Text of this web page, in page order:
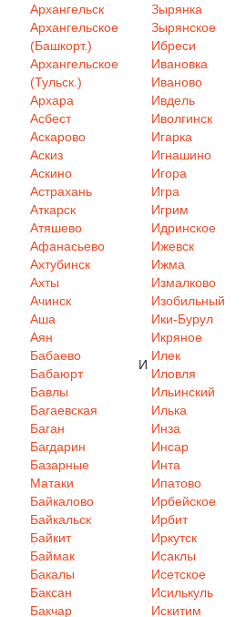
Архангельск
Архангельское
(Башкорт.)
Архангельское
(Тульск.)
Архара
Асбест
Аскарово
Аскиз
Аскино
Астрахань
Аткарск
Атяшево
Афанасьево
Ахтубинск
Ахты
Ачинск
Аша
Аян
Бабаево
Бабаюрт
Бавлы
Багаевская
Баган
Багдарин
Базарные
Матаки
Байкалово
Байкальск
Байкит
Баймак
Бакалы
Баксан
Бакчар
Зырянка
Зырянское
И
Ибреси
Ивановка
Иваново
Ивдель
Иволгинск
Игарка
Игнашино
Игора
Игра
Игрим
Идринское
Ижевск
Ижма
Измалково
Изобильный
Ики-Бурул
Икряное
Илек
Иловля
Ильинский
Илька
Инза
Инсар
Инта
Ипатово
Ирбейское
Ирбит
Иркутск
Исаклы
Исетское
Исилькуль
Искитим